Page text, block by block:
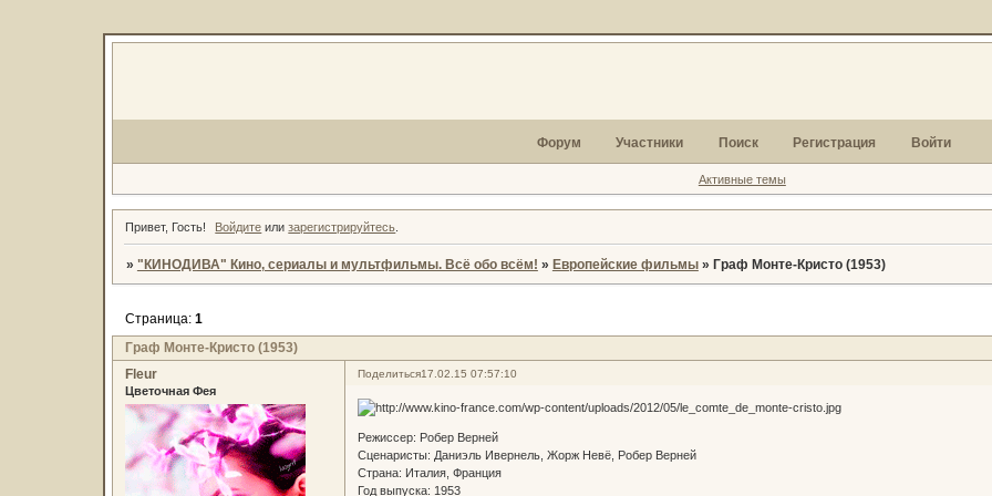
Форум Участники Поиск Регистрация Войти
Активные темы
Привет, Гость! Войдите илизарегистрируйтесь
» "КИНОДИВА" Кино, сериалы и мультфильмы. Всё обо всём! » Европейские фильмы » Граф Монте-Кристо (1953)
Граф Монте-Кристо (1953)
Страница: 1
Поделиться17.02.15 07:57:10
Fleur
Цветочная Фея
Режиссер: Робер Верней
Сценаристы: Даниэль Ивернель, Жорж Невё, Робер Верней
Страна: Италия, Франция
Год выпуска: 1953